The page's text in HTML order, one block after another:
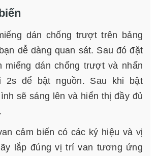
dán chống trượt trên bảng
dễ dàng quan sát. Sau đó đặt
miếng dán chống trượt và nhấn
2s để bật nguồn. Sau khi bật
sẽ sáng lên và hiển thị đầy đủ
cảm biến có các ký hiệu và vị
lắp đúng vị trí van tương ứng